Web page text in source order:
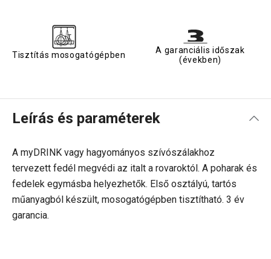
Tisztítás mosogatógépben
A garanciális időszak
(években)
Leírás és paraméterek
A myDRINK vagy hagyományos szívószálakhoz
tervezett fedél megvédi az italt a rovaroktól. A poharak és
fedelek egymásba helyezhetők. Első osztályú, tartós
műanyagból készült, mosogatógépben tisztítható. 3 év
garancia.